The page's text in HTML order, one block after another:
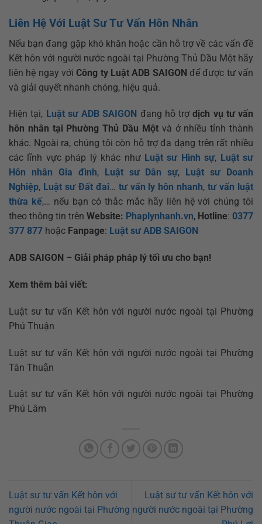
Liên Hệ Với Luật Sư Tư Vấn Hôn Nhân
Nếu bạn đang gặp khó khăn hoặc cần hỗ trợ về các vấn đề
Kết hôn với người nước ngoài tại Phường Thủ Dầu Một hãy
liên hệ ngay vớiCông ty Luật ADB SAIGON để được tư vấn
và giải quyết nhanh chóng, hiệu quả.
Hiện tại, Luật sư ADB SAIGON đang hỗ trợdịch vụ tư vấn
hôn nhân tại Phường Thủ Dầu Một và ở nhiều tỉnh thành
khác. Ngoài ra, chúng tôi còn hỗ trợ đa dạng trên rất nhiều
các lĩnh vực pháp lý khác như Luật sư Hình sự, Luật sư
Hôn nhân Gia đình, Luật sư Dân sự,
Luật sư Doanh
Nghiệp, Luật sư Đất đai… tư vấn ly hôn nhanh,tư vấn luật
thừa kế,… nếu bạn có thắc mắc hãy liên hệ với chúng tôi
theo thông tin trên Website: Phaplynhanh.vn, Hotline: 0377
377 877 hoặc Fanpage: Luật sư ADB SAIGON
ADB SAIGON – Giải pháp pháp lý tối ưu cho bạn!
Xem thêm bài viết:
Luật sư tư vấn Kết hôn với người nước ngoài tại Phường
Phú Thuận
Luật sư tư vấn Kết hôn với người nước ngoài tại Phường
Tân Thuận
Luật sư tư vấn Kết hôn với người nước ngoài tại Phường
Phú Lâm
Luật sư tư vấn Kết hôn với
người nước ngoài tại Phường
Luật sư tư vấn Kết hôn với
người nước ngoài tại Phường